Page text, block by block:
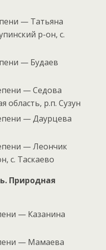
— Татьяна
р-он, с.
— Будаев
— Седова
область, р.п. Сузун
— Даурцева
— Леончик
с. Таскаево
Природная
— Казанина
— Мамаева